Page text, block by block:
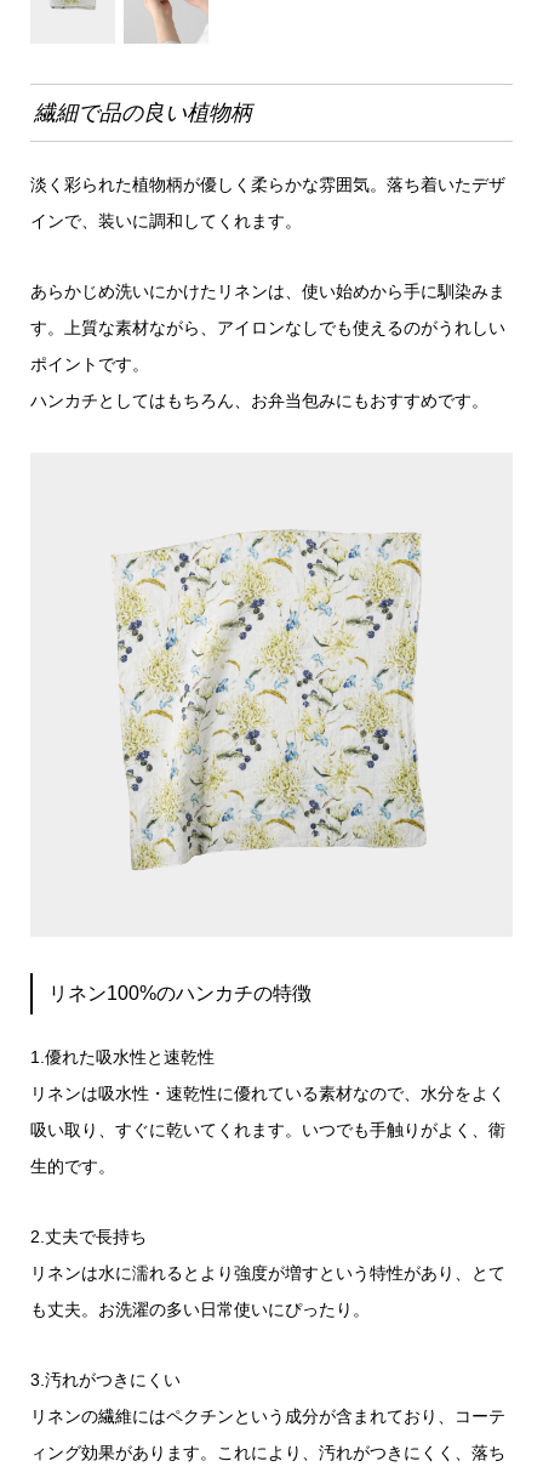
繊細で品の良い植物柄
淡く彩られた植物柄が優しく柔らかな雰囲気。落ち着いたデザ
インで、装いに調和してくれます。
あらかじめ洗いにかけたリネンは、使い始めから手に馴染みま
す。上質な素材ながら、アイロンなしでも使えるのがうれしい
ポイントです。
ハンカチとしてはもちろん、お弁当包みにもおすすめです。
リネン100%のハンカチの特徴
1.優れた吸水性と速乾性
リネンは吸水性・速乾性に優れている素材なので、水分をよく
吸い取り、すぐに乾いてくれます。いつでも手触りがよく、衛
生的です。
2.丈夫で長持ち
リネンは水に濡れるとより強度が増すという特性があり、とて
も丈夫。お洗濯の多い日常使いにぴったり。
3.汚れがつきにくい
リネンの繊維にはペクチンという成分が含まれており、コーテ
ィング効果があります。これにより、汚れがつきにくく、落ち